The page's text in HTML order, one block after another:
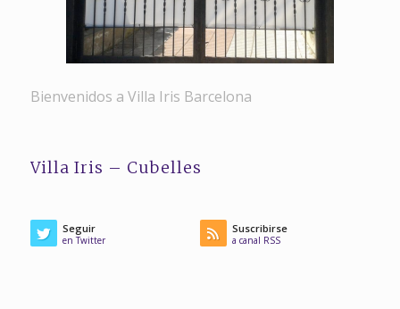
Bienvenidos a Villa Iris Barcelona
Villa Iris – Cubelles
Seguir
en Twitter
Suscribirse
a canal RSS